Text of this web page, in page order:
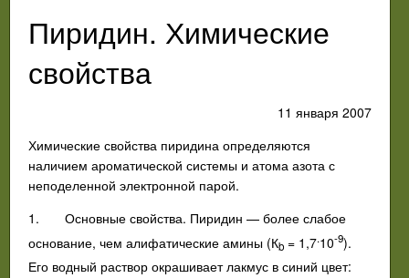
Пиридин. Химические
свойства
11 января 2007
Химические свойства пиридина определяются
наличием ароматической системы и атома азота с
неподеленной электронной парой.
1. Основные свойства. Пиридин — более слабое
основание, чем алифатические амины (Кb = 1,7.10-9).
Его водный раствор окрашивает лакмус в синий цвет: